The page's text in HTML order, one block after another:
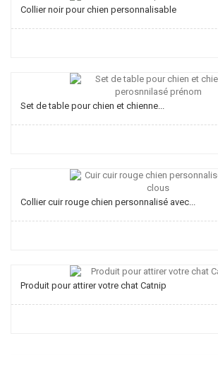
Collier noir pour chien personnalisable
Set de table pour chien et chienne...
Collier cuir rouge chien personnalisé avec...
Produit pour attirer votre chat Catnip